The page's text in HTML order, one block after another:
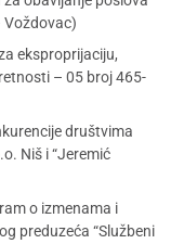
Voždovac)
eksproprijaciju,
– 05 broj 465-
društvima
Niš i “Jeremić
o izmenama i
preduzeća “Službeni